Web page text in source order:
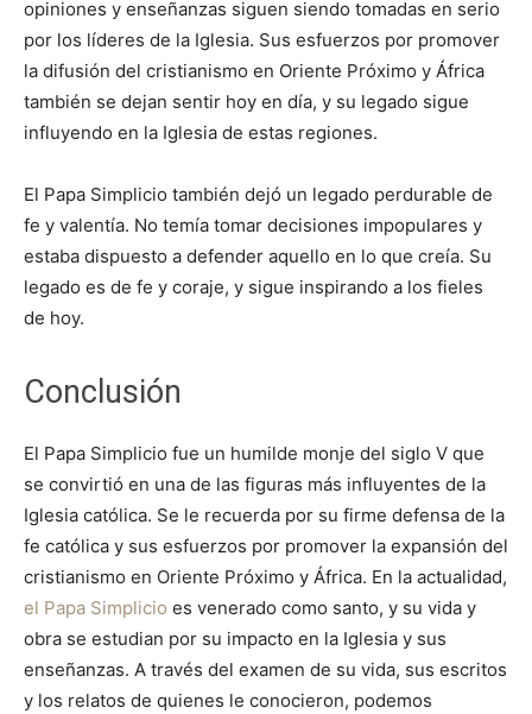
opiniones y enseñanzas siguen siendo tomadas en serio
por los líderes de la Iglesia. Sus esfuerzos por promover
la difusión del cristianismo en Oriente Próximo y África
también se dejan sentir hoy en día, y su legado sigue
influyendo en la Iglesia de estas regiones.
El Papa Simplicio también dejó un legado perdurable de
fe y valentía. No temía tomar decisiones impopulares y
estaba dispuesto a defender aquello en lo que creía. Su
legado es de fe y coraje, y sigue inspirando a los fieles
de hoy.
Conclusión
El Papa Simplicio fue un humilde monje del siglo V que
se convirtió en una de las figuras más influyentes de la
Iglesia católica. Se le recuerda por su firme defensa de la
fe católica y sus esfuerzos por promover la expansión del
cristianismo en Oriente Próximo y África. En la actualidad,
el Papa Simplicio es venerado como santo, y su vida y
obra se estudian por su impacto en la Iglesia y sus
enseñanzas. A través del examen de su vida, sus escritos
y los relatos de quienes le conocieron, podemos